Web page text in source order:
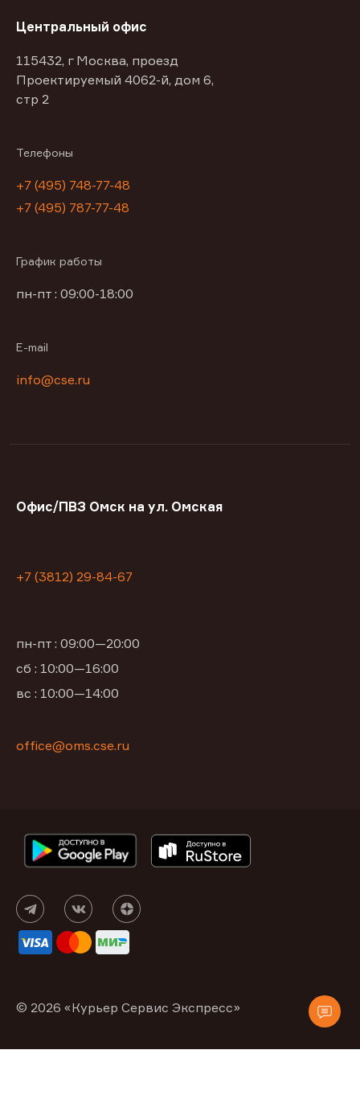
Центральный офис
115432, г Москва, проезд
Проектируемый 4062-й, дом 6,
стр 2
Телефоны
+7 (495) 748-77-48
+7 (495) 787-77-48
График работы
пн-пт : 09:00-18:00
E-mail
info@cse.ru
Офис/ПВЗ Омск на ул. Омская
+7 (3812) 29-84-67
пн-пт : 09:00—20:00
сб : 10:00—16:00
вс : 10:00—14:00
office@oms.cse.ru
© 2026 «Курьер Сервис Экспресс»